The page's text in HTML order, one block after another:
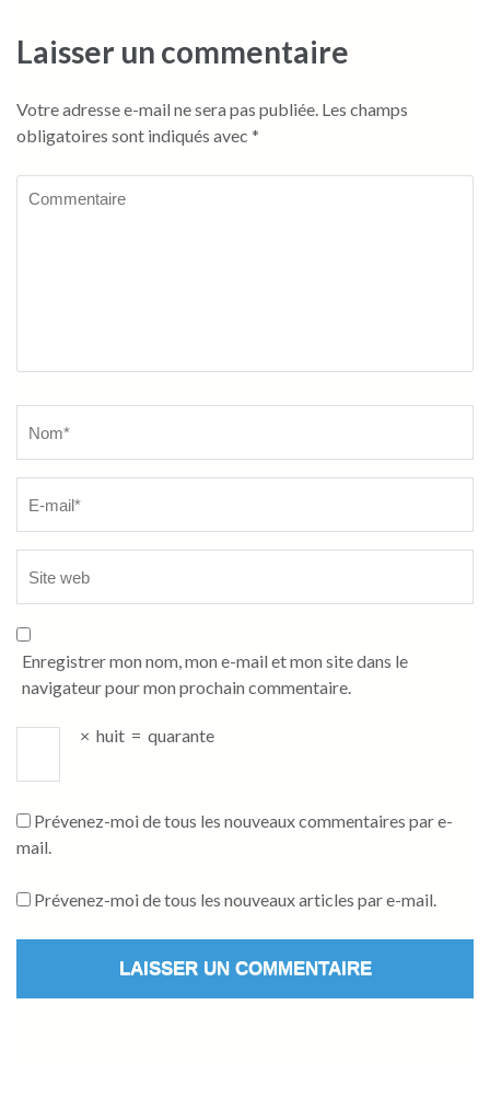
Laisser un commentaire
Votre adresse e-mail ne sera pas publiée. Les champs
obligatoires sont indiqués avec *
Enregistrer mon nom, mon e-mail et mon site dans le
navigateur pour mon prochain commentaire.
× huit = quarante
Prévenez-moi de tous les nouveaux commentaires par e-
mail.
Prévenez-moi de tous les nouveaux articles par e-mail.